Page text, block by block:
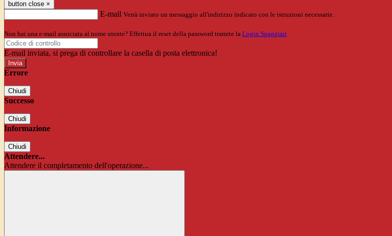
button close ×
E-mail Verrà inviato un messaggio all'indirizzo indicato con le istruzioni necessarie.
Non hai una e-mail associata al nome utente? Effettua il reset della password tramite la Login Spaggiari
E-mail inviata, si prega di controllare la casella di posta elettronica!
Errore
Chiudi
Successo
Chiudi
Informazione
Chiudi
Attendere...
Attendere il completamento dell'operazione...